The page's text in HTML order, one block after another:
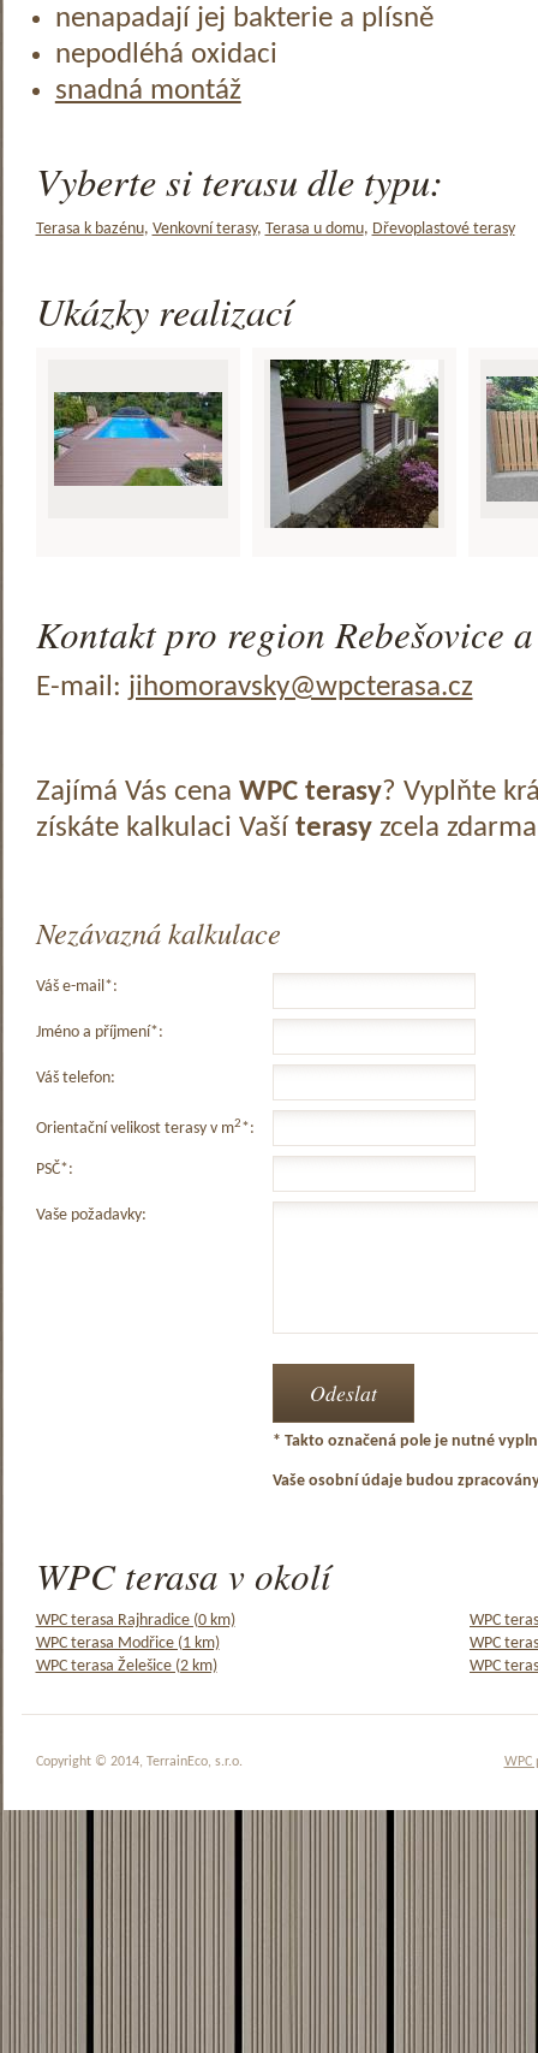
nenapadají jej bakterie a plísně
nepodléhá oxidaci
snadná montáž
Vyberte si terasu dle typu:
Terasa k bazénu, Venkovní terasy, Terasa u domu, Dřevoplastové terasy
Ukázky realizací
Kontakt pro region Rebešovice
E-mail: jihomoravsky@wpcterasa.cz
Zajímá Vás cena WPC terasy? Vyplňte
získáte kalkulaci Vaší terasyzcela
Nezávazná kalkulace
Váš e-mail*:
Jméno a příjmení*:
Váš telefon:
Orientační velikost terasy v m2*:
PSČ*:
Vaše požadavky:
* Takto označená pole je nutné
Vaše osobní údaje budou
WPC terasa v okolí
WPC terasa Rajhradice (0 km)
WPC
WPC terasa Modřice (1 km)
WPC
WPC terasa Želešice (2 km)
WPC
WPC
Copyright © 2014, TerrainEco, s.r.o.